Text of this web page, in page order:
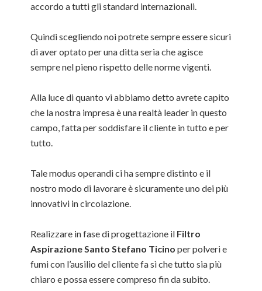
accordo a tutti gli standard internazionali.
Quindi scegliendo noi potrete sempre essere sicuri
di aver optato per una ditta seria che agisce
sempre nel pieno rispetto delle norme vigenti.
Alla luce di quanto vi abbiamo detto avrete capito
che la nostra impresa è una realtà leader in questo
campo, fatta per soddisfare il cliente in tutto e per
tutto.
Tale modus operandi ci ha sempre distinto e il
nostro modo di lavorare è sicuramente uno dei più
innovativi in circolazione.
Realizzare in fase di progettazione il Filtro
Aspirazione Santo Stefano Ticino per polveri e
fumi con l’ausilio del cliente fa sì che tutto sia più
chiaro e possa essere compreso fin da subito.